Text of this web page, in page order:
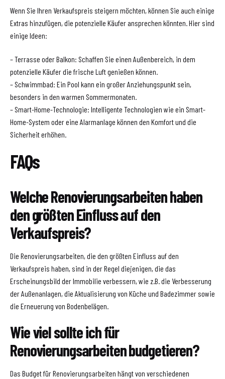
Wenn Sie Ihren Verkaufspreis steigern möchten, können Sie auch einige
Extras hinzufügen, die potenzielle Käufer ansprechen könnten. Hier sind
einige Ideen:
– Terrasse oder Balkon: Schaffen Sie einen Außenbereich, in dem
potenzielle Käufer die frische Luft genießen können.
– Schwimmbad: Ein Pool kann ein großer Anziehungspunkt sein,
besonders in den warmen Sommermonaten.
– Smart-Home-Technologie: Intelligente Technologien wie ein Smart-
Home-System oder eine Alarmanlage können den Komfort und die
Sicherheit erhöhen.
FAQs
Welche Renovierungsarbeiten haben
den größten Einfluss auf den
Verkaufspreis?
Die Renovierungsarbeiten, die den größten Einfluss auf den
Verkaufspreis haben, sind in der Regel diejenigen, die das
Erscheinungsbild der Immobilie verbessern, wie z.B. die Verbesserung
der Außenanlagen, die Aktualisierung von Küche und Badezimmer sowie
die Erneuerung von Bodenbelägen.
Wie viel sollte ich für
Renovierungsarbeiten budgetieren?
Das Budget für Renovierungsarbeiten hängt von verschiedenen